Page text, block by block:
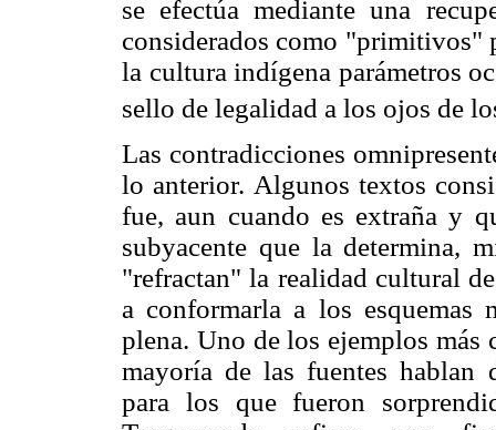
se efectúa mediante una
considerados como "primitivos"
la cultura indígena parámetros
sello de legalidad a los ojos de
Las contradicciones
lo anterior. Algunos textos
fue, aun cuando es extraña y
subyacente que la determina,
"refractan" la realidad cultural
a conformarla a los esquemas
plena. Uno de los ejemplos
mayoría de las fuentes hablan
para los que fueron